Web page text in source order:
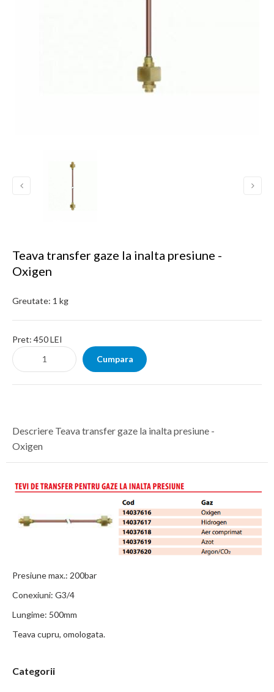
Teava transfer gaze la inalta presiune -
Oxigen
Greutate: 1 kg
Pret: 450 LEI
Descriere Teava transfer gaze la inalta presiune -
Oxigen
Presiune max.: 200bar
Conexiuni: G3/4
Lungime: 500mm
Teava cupru, omologata.
Categorii